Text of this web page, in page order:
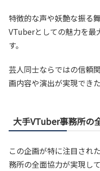
特徴的な声や妖艶な振る
VTuberとしての魅力を最
す。
芸人同士ならではの信頼
画内容や演出が実現でき
大手VTuber事務所の
この企画が特に注目され
務所の全面協力が実現し